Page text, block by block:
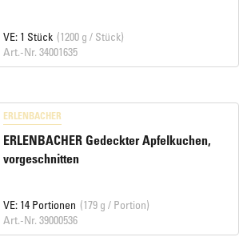
VE: 1 Stück (1200 g / Stück)
Art.-Nr. 34001635
ERLENBACHER
ERLENBACHER Gedeckter Apfelkuchen,
vorgeschnitten
VE: 14 Portionen (179 g / Portion)
Art.-Nr. 39000536